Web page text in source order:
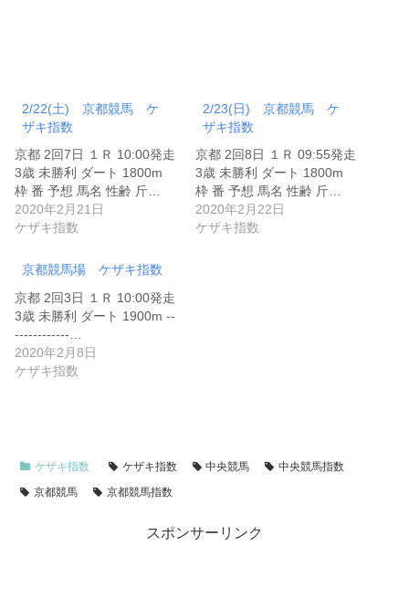
2/22(土) 京都競馬 ケ
ザキ指数
京都 2回7日 １Ｒ 10:00発走
3歳 未勝利 ダート 1800m
枠 番 予想 馬名 性齢 斤…
2020年2月21日
ケザキ指数
2/23(日) 京都競馬 ケ
ザキ指数
京都 2回8日 １Ｒ 09:55発走
3歳 未勝利 ダート 1800m
枠 番 予想 馬名 性齢 斤…
2020年2月22日
ケザキ指数
京都競馬場 ケザキ指数
京都 2回3日 １Ｒ 10:00発走
3歳 未勝利 ダート 1900m --
------------…
2020年2月8日
ケザキ指数
ケザキ指数 ケザキ指数 中央競馬
中央競馬指数
京都競馬
京都競馬指数
スポンサーリンク